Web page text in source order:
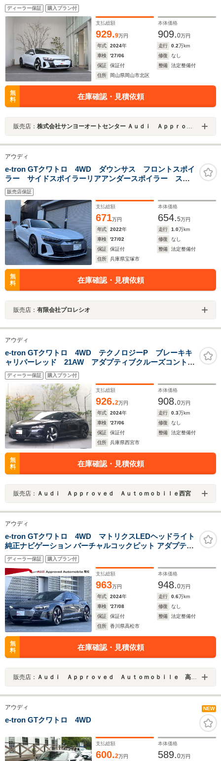
ディーラー保証 購入プラン付
支払総額
929.9万円
本体価格
909.0万円
年式
2024年 走行 0.2万km
車検
'27/06 修復
なし
保証
保証付 整備
法定整備付
住所
岡山県岡山市北区
無
料
在庫確認・見積依頼
販売店： 株式会社サンヨーオートセンター Ａｕｄｉ Ａｐｐｒｏｖｅｄ Ａｕｔｏｍｏｂｉｌｅ岡山中央
アウディ
e-tron GTクワトロ 4WD ダウンサス フロントスポイ
ラー サイドスポイラーリアアンダースポイラー スペ
ーサー装着
販売店保証
支払総額
671万円
本体価格
654.5万円
年式
2022年 走行 1.0万km
車検
'27/02 修復
なし
保証
保証付 整備
法定整備付
住所
兵庫県宝塚市
無
料
在庫確認・見積依頼
販売店： 有限会社プロレシオ
アウディ
e-tron GTクワトロ 4WD テクノロジーP ブレーキキ
ャリパーレッド 21AW アダプティブクルーズコントロ
ール サイドアシスト レーンキープ 全方位カメラ
前後センサー バーチャルコックピット マトリクス
LEDヘッドライト 黒レザー
ディーラー保証 購入プラン付
支払総額
926.2万円
本体価格
908.0万円
年式
2024年 走行 0.3万km
車検
'27/06 修復
なし
保証
保証付 整備
法定整備付
住所
兵庫県西宮市
無
料
在庫確認・見積依頼
販売店： Ａｕｄｉ Ａｐｐｒｏｖｅｄ Ａｕｔｏｍｏｂｉｌｅ西宮
アウディ
e-tron GTクワトロ 4WD マトリクスLEDヘッドライト
純正ナビゲーション バーチャルコックピット アダプティ
ブコントロール
ディーラー保証 購入プラン付
支払総額
963万円
本体価格
948.0万円
年式
2024年 走行 0.6万km
車検
'27/08 修復
なし
保証
保証付 整備
法定整備付
住所
香川県高松市
無
料
在庫確認・見積依頼
販売店： Ａｕｄｉ Ａｐｐｒｏｖｅｄ Ａｕｔｏｍｏｂｉｌｅ 高松（ＡＡＡ高松）
アウディ NEW
e-tron GTクワトロ 4WD
支払総額
600.2万円
本体価格
589.0万円